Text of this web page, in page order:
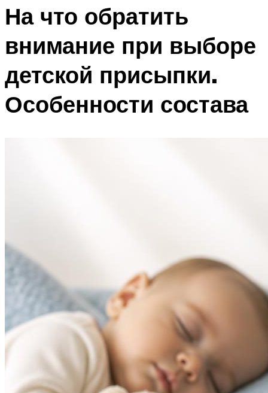
На что обратить
внимание при выборе
детской присыпки.
Особенности состава